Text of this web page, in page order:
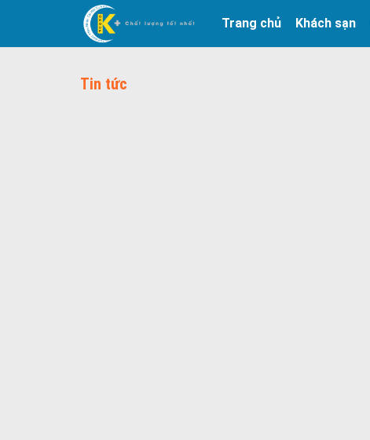
Trang chủ Khách sạn
Tin tức